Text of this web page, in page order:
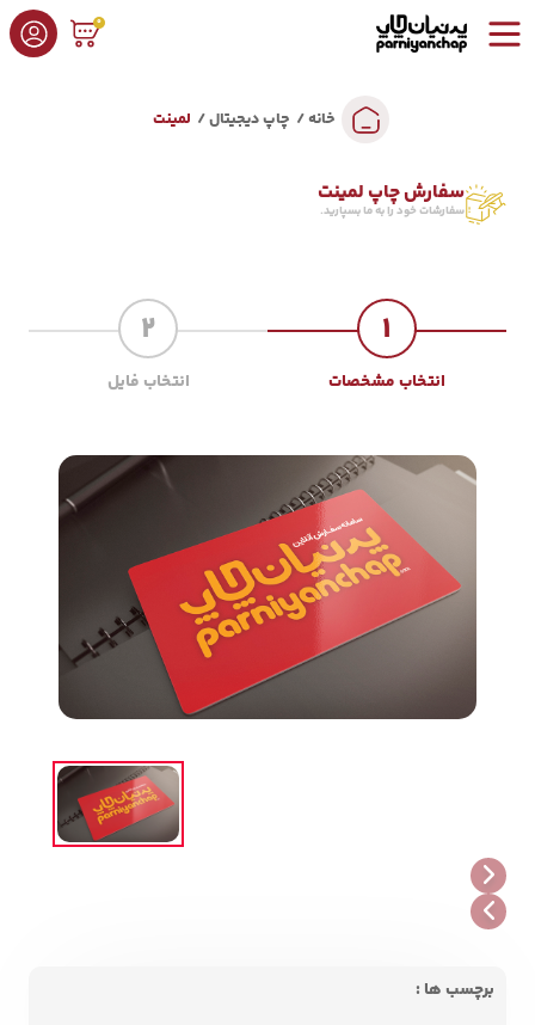
0
خانه چاپ دیجیتال لمینت
سفارش چاپ لمینت
سفارشات خود را به ما بسپارید.
1
انتخاب مشخصات
2
انتخاب فایل
برچسب ها :